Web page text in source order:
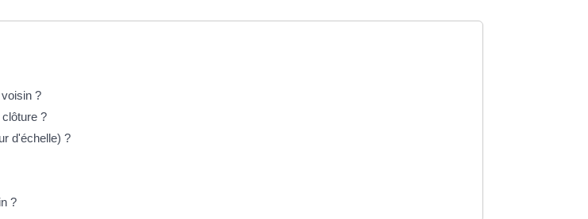
?
?
d'échelle) ?
?